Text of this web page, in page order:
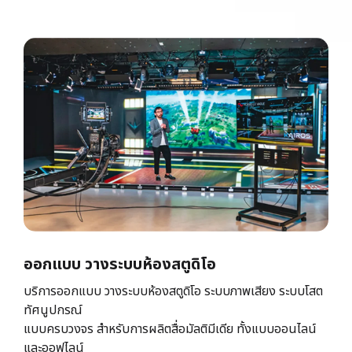
ออกแบบ วางระบบห้องสตูดิโอ
บริการออกแบบ วางระบบห้องสตูดิโอ ระบบภาพเสียง ระบบโสต
ทัศนูปกรณ์
แบบครบวงจร สำหรับการผลิตสื่อมัลติมีเดีย ทั้งแบบออนไลน์
และออฟไลน์